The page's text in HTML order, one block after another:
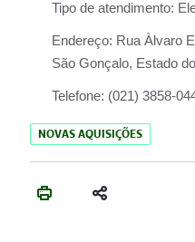
Tipo de atendimento:
Endereço: Rua Àlvaro
São Gonçalo, Estado
Telefone: (021) 3858-
NOVAS AQUISIÇÕES